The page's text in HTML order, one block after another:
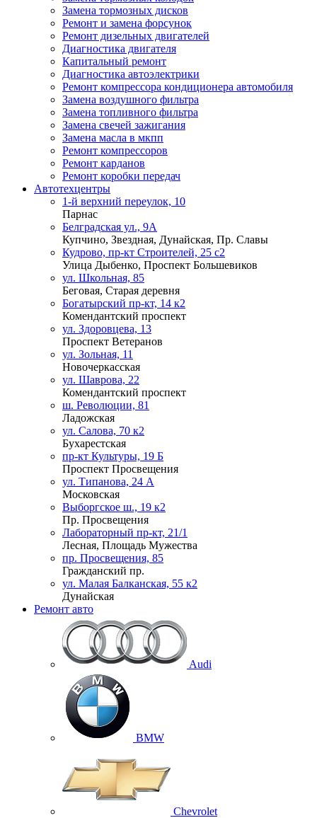
Замена тормозных дисков
Ремонт и замена форсунок
Ремонт дизельных двигателей
Диагностика двигателя
Капитальный ремонт
Диагностика автоэлектрики
Ремонт компрессора кондиционера автомобиля
Замена воздушного фильтра
Замена топливного фильтра
Замена свечей зажигания
Замена масла в мкпп
Ремонт компрессоров
Ремонт карданов
Ремонт коробки передач
Автотехцентры
1-й верхний переулок, 10
Парнас
Белградская ул., 9А
Купчино, Звездная, Дунайская, Пр. Славы
Кудрово, пр-кт Строителей, 25 с2
Улица Дыбенко, Проспект Большевиков
ул. Школьная, 85
Беговая, Старая деревня
Богатырский пр-кт, 14 к2
Комендантский проспект
ул. Здоровцева, 13
Проспект Ветеранов
ул. Зольная, 11
Новочеркасская
ул. Шаврова, 22
Комендантский проспект
ш. Революции, 81
Ладожская
ул. Салова, 70 к2
Бухарестская
пр-кт Культуры, 19 Б
Проспект Просвещения
ул. Типанова, 24 А
Московская
Выборгское ш., 19 к2
Пр. Просвещения
Лабораторный пр-кт, 21/1
Лесная, Площадь Мужества
пр. Просвещения, 85
Гражданский пр.
ул. Малая Балканская, 55 к2
Дунайская
Ремонт авто
Audi
BMW
Chevrolet